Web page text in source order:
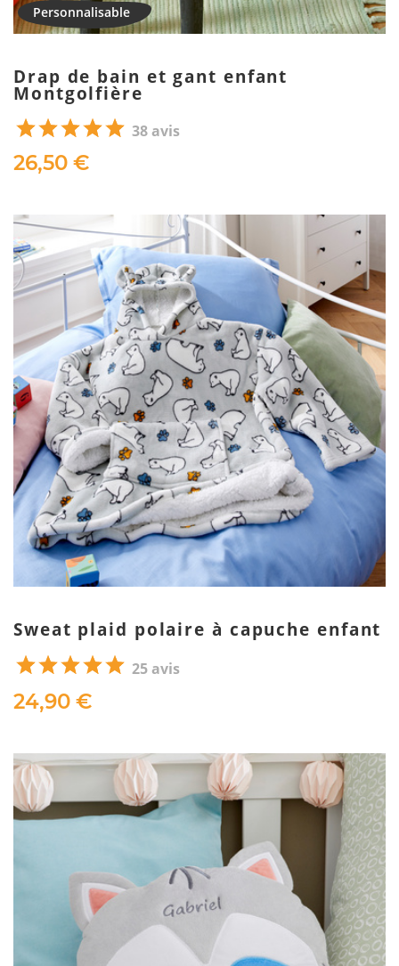
Drap de bain et gant enfant
Montgolfière
38 avis
26,50 €
Sweat plaid polaire à capuche enfant
25 avis
24,90 €